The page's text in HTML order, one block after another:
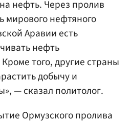
нефть. Через пролив
мирового нефтяного
Аравии есть
нефть
того, другие страны
добычу и
— сказал политолог.
Ормузского пролива